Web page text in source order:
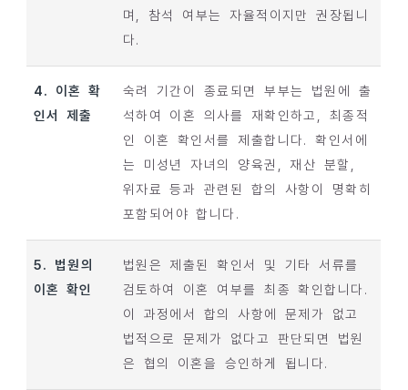
며, 참석 여부는 자율적이지만 권장됩니
다.
4. 이혼 확
인서 제출
숙려 기간이 종료되면 부부는 법원에 출
석하여 이혼 의사를 재확인하고, 최종적
인 이혼 확인서를 제출합니다. 확인서에
는 미성년 자녀의 양육권, 재산 분할,
위자료 등과 관련된 합의 사항이 명확히
포함되어야 합니다.
5. 법원의
이혼 확인
법원은 제출된 확인서 및 기타 서류를
검토하여 이혼 여부를 최종 확인합니다.
이 과정에서 합의 사항에 문제가 없고
법적으로 문제가 없다고 판단되면 법원
은 협의 이혼을 승인하게 됩니다.